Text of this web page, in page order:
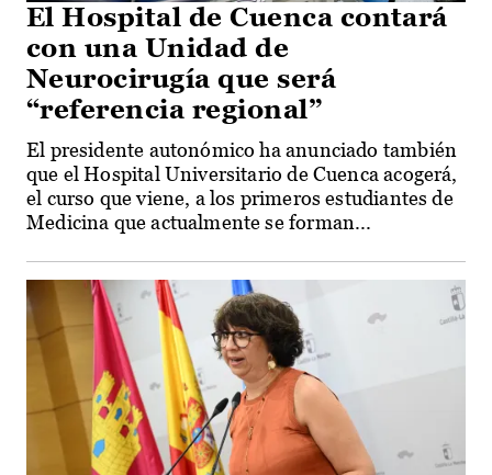
El Hospital de Cuenca contará
con una Unidad de
Neurocirugía que será
“referencia regional”
El presidente autonómico ha anunciado también
que el Hospital Universitario de Cuenca acogerá,
el curso que viene, a los primeros estudiantes de
Medicina que actualmente se forman...